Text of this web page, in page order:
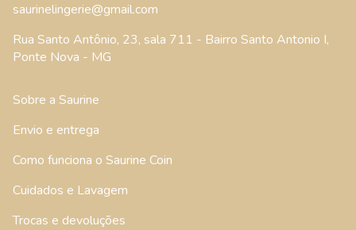
saurinelingerie@gmail.com
Rua Santo Antônio, 23, sala 711 - Bairro Santo Antonio I,
Ponte Nova - MG
Sobre a Saurine
Envio e entrega
Como funciona o Saurine Coin
Cuidados e Lavagem
Trocas e devoluções